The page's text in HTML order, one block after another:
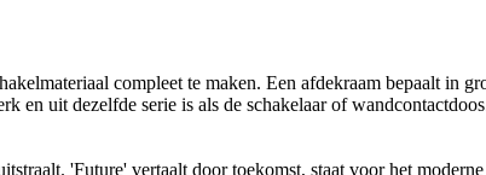
compleet te maken. Een afdekraam bepaalt in
en uit dezelfde serie is als de schakelaar of
'Future' vertaalt door toekomst, staat voor het